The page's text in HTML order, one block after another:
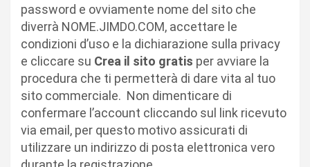
password e ovviamente nome del sito che
diverrà NOME.JIMDO.COM, accettare le
condizioni d’uso e la dichiarazione sulla privacy
e cliccare su Crea il sito gratis per avviare la
procedura che ti permetterà di dare vita al tuo
sito commerciale. Non dimenticare di
confermare l’account cliccando sul link ricevuto
via email, per questo motivo assicurati di
utilizzare un indirizzo di posta elettronica vero